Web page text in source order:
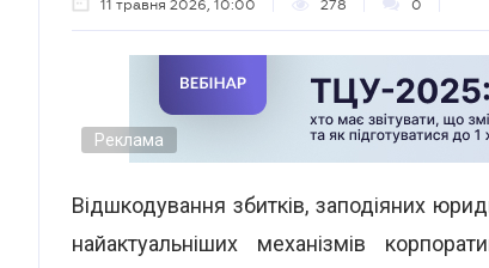
11 травня 2026, 10:00 278 0
Реклама
Відшкодування збитків, заподіяних
найактуальніших механізмів